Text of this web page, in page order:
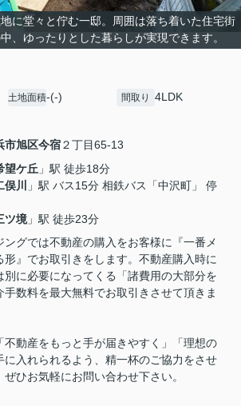
地に堂々と佇む一邸。周囲は落ち着いた住宅街
、ゆったりとした暮らしが実現できます。
土地面積-(-) 間取り 4LDK
市旭区今宿２丁目65-13
望ケ丘 」駅 徒歩18分
俣川
」駅 バス15分 相鉄バス「中沢町」 停
ツ境」駅 徒歩23分
ングでは不動産の購入をお客様に『一番メ
形』でお取引きをします。不動産購入時に
別に必要になってくる「諸費用の大部分を
手数料を最大無料でお取引きさせて頂きま
不動産をもっと手が届きやすく」「理想の
に入れられるよう、精一杯のご協力をさせ
ぜひお気軽にお問い合わせ下さい。